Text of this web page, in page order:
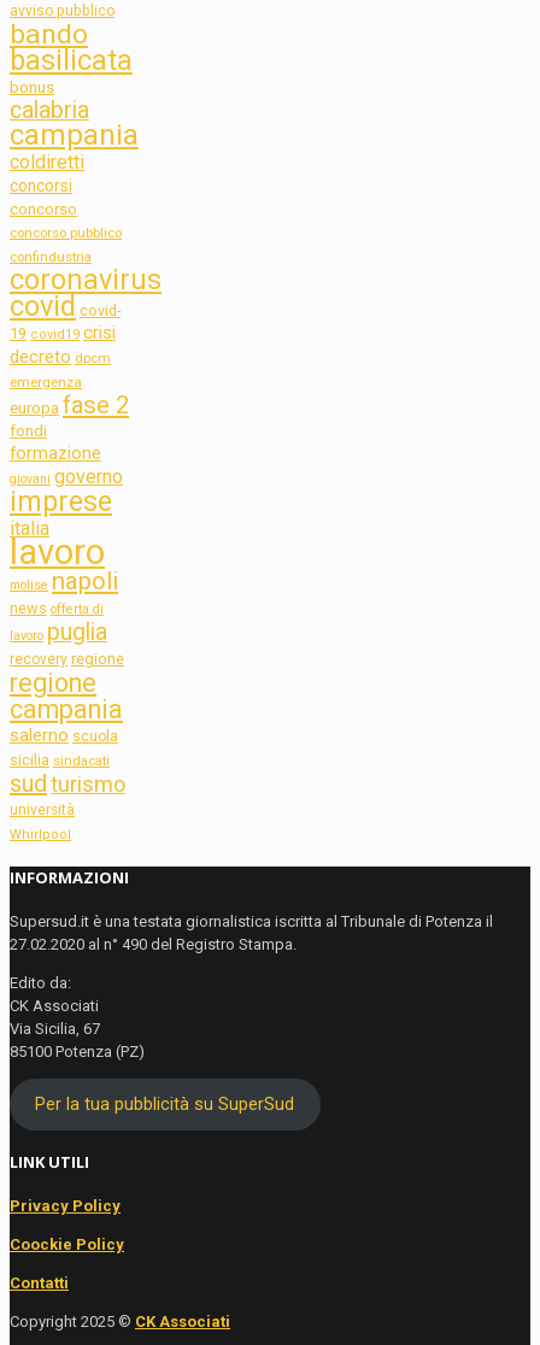
avviso pubblico
bando
basilicata
bonus
calabria
campania
coldiretti
concorsi
concorso
concorso pubblico
confindustria
coronavirus
covid covid-
19 covid19 crisi
decreto dpcm
emergenza
europa fase 2
fondi
formazione
giovani governo
imprese
italia
lavoro
molise napoli
news offerta di
lavoro puglia
recovery regione
regione
campania
salerno scuola
sicilia sindacati
sudturismo
università
Whirlpool
INFORMAZIONI
Supersud.it è una testata giornalistica iscritta al Tribunale di Potenza il
27.02.2020 al n° 490 del Registro Stampa.
Edito da:
CK Associati
Via Sicilia, 67
85100 Potenza (PZ)
Per la tua pubblicità su SuperSud
LINK UTILI
Privacy Policy
Coockie Policy
Contatti
Copyright 2025 © CK Associati